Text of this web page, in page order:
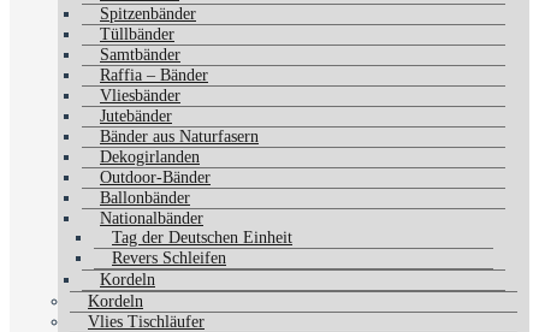
Spitzenbänder
Tüllbänder
Samtbänder
Raffia – Bänder
Vliesbänder
Jutebänder
Bänder aus Naturfasern
Dekogirlanden
Outdoor-Bänder
Ballonbänder
Nationalbänder
Tag der Deutschen Einheit
Revers Schleifen
Kordeln
Kordeln
Vlies Tischläufer